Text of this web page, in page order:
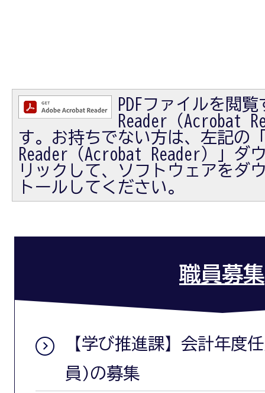
PDFファイルを閲
Reader（Acrobat
す。お持ちでない方は、左記の
Reader（Acrobat Reader）」ダ
リックして、ソフトウェアをダ
トールしてください。
職員募集
【学び推進課】会計年度
員)の募集